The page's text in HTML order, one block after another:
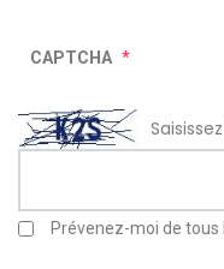
CAPTCHA *
Prévenez-moi de tous